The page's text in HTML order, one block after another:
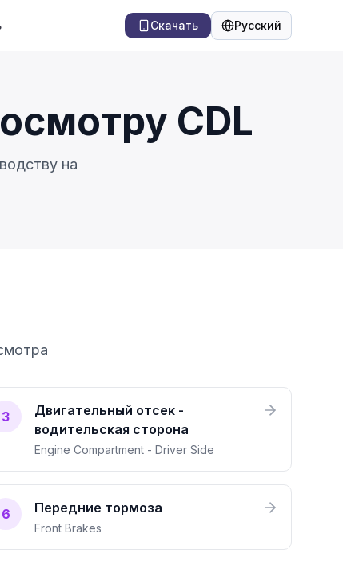
Скачать Русский
Язык
CDL
на
3
Двигательный отсек -
водительская сторона
Engine Compartment - Driver Side
6 Передние тормоза
Front Brakes